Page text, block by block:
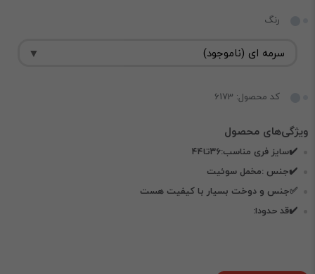
رنگ
کد محصول: 6173
✔️سایز فری مناسب:۳۶تا۴۴
✔️جنس :مخمل سوئیت
✅️جنس و دوخت بسیار با کیفیت هست
✔️قد حدودا: